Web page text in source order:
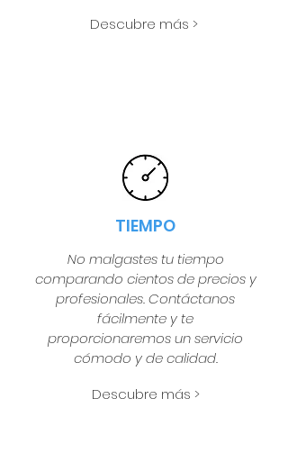
Descubre más >
TIEMPO
No malgastes tu tiempo
comparando cientos de precios y
profesionales. Contáctanos
fácilmente y te
proporcionaremos un servicio
cómodo y de calidad.
Descubre más >